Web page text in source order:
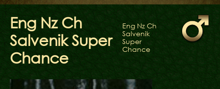
Eng Nz Ch
Salvenik Super
Chance
Eng Nz Ch
Salvenik
Super
Chance
ФАКТИ
БЛОГ
ГАЛЕРЕЇ